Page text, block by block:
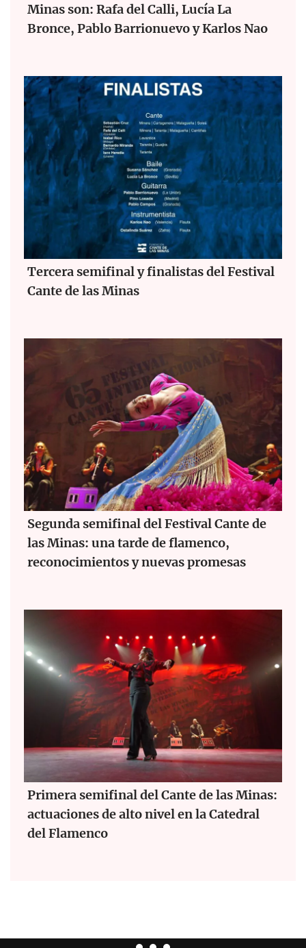
Minas son: Rafa del Calli, Lucía La
Bronce, Pablo Barrionuevo y Karlos Nao
Tercera semifinal y finalistas del Festival
Cante de las Minas
Segunda semifinal del Festival Cante de
las Minas: una tarde de flamenco,
reconocimientos y nuevas promesas
Primera semifinal del Cante de las Minas:
actuaciones de alto nivel en la Catedral
del Flamenco